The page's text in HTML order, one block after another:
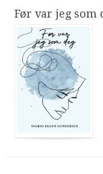
Før var jeg som